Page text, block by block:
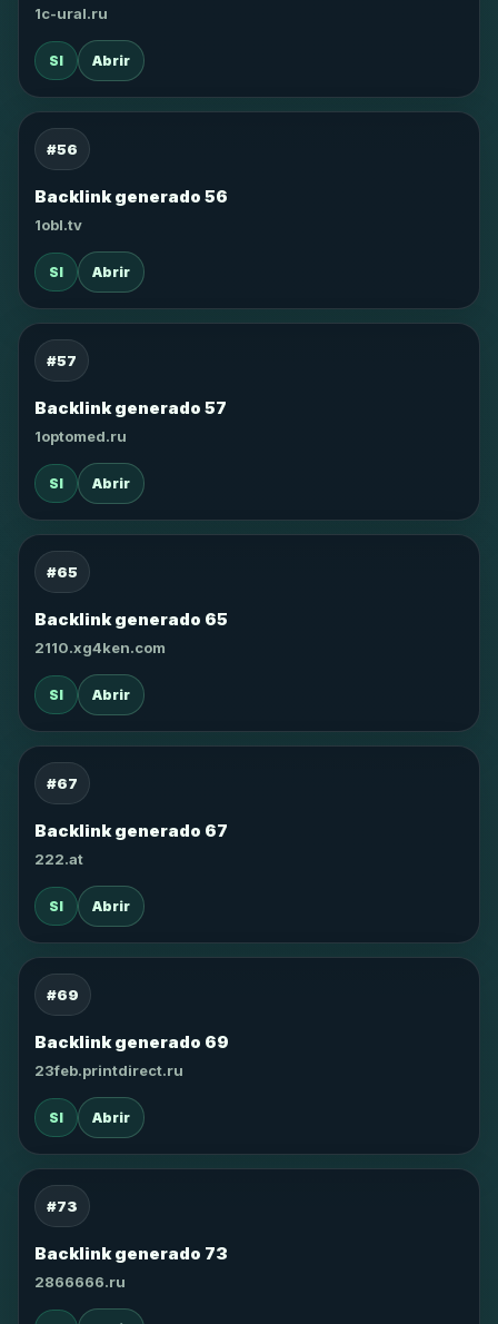
1c-ural.ru
SI Abrir
#56
Backlink generado 56
1obl.tv
SI Abrir
#57
Backlink generado 57
1optomed.ru
SI Abrir
#65
Backlink generado 65
2110.xg4ken.com
SI Abrir
#67
Backlink generado 67
222.at
SI Abrir
#69
Backlink generado 69
23feb.printdirect.ru
SI Abrir
#73
Backlink generado 73
2866666.ru